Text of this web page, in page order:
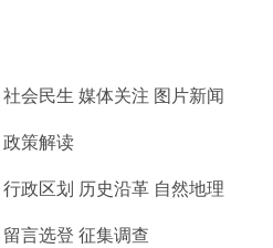
社会民生 媒体关注 图片新闻
政策解读
行政区划 历史沿革 自然地理
留言选登 征集调查